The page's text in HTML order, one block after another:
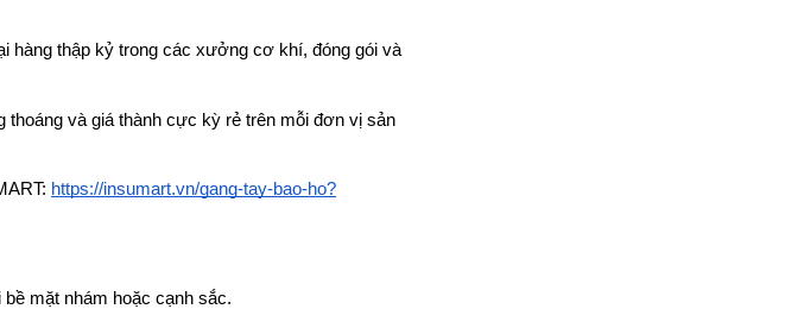
hàng thập kỷ trong các xưởng cơ khí, đóng gói và
thoáng và giá thành cực kỳ rẻ trên mỗi đơn vị sản
https://insumart.vn/gang-tay-bao-ho?
mặt nhám hoặc cạnh sắc.